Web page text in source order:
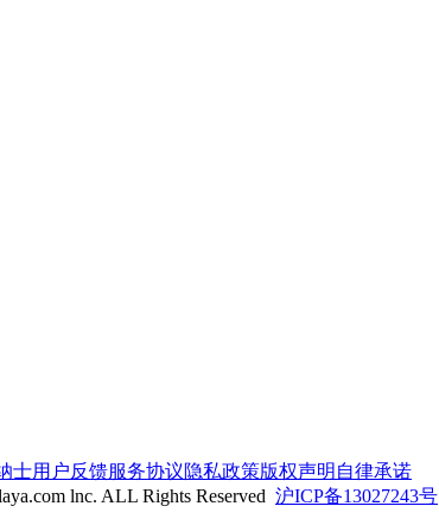
士用户反馈服务协议隐私政策版权声明 自律承诺
lnc. ALL Rights Reserved 沪ICP备13027243号